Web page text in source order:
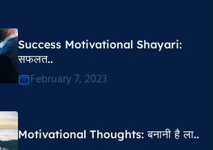
Success Motivational Shayari​:
सफलत..
February 7, 2023
Motivational Thoughts​: बनानी है ला..